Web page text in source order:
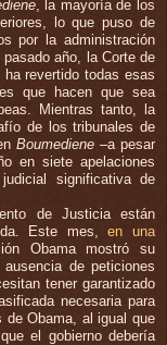
, la mayoría de los
lo que puso de
por la administración
año, la Corte de
revertido todas esas
que hacen que sea
Mientras tanto, la
de los tribunales de
Boumediene–a pesar
en siete apelaciones
significativa de
de Justicia están
Este mes,en una
Obama mostró su
de peticiones
tener garantizado
necesaria para
de Obama, al igual que
el gobierno debería